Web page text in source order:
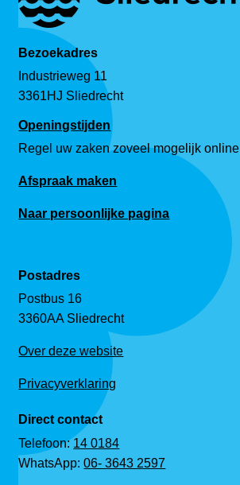
Bezoekadres
Industrieweg 11
3361HJ Sliedrecht
Openingstijden
Regel uw zaken zoveel mogelijk online
Afspraak maken
Naar persoonlijke pagina
Postadres
Postbus 16
3360AA Sliedrecht
Over deze website
Privacyverklaring
Direct contact
Telefoon:14 0184
WhatsApp:06- 3643 2597